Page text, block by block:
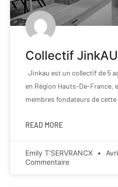
Collectif JinkAU
Jinkau est un collectif de 5
en Région Hauts-De-France,
membres fondateurs de
READ MORE
Emily T'SERVRANCX
Commentaire